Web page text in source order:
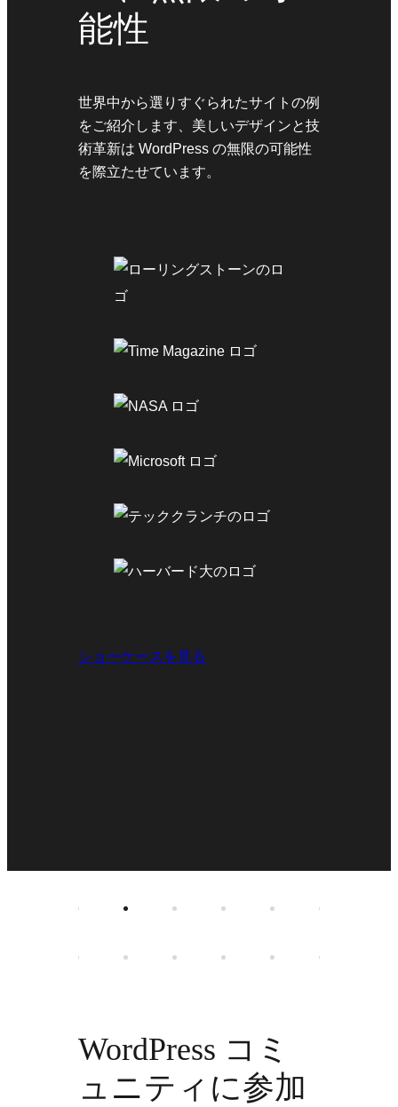
能性
世界中から選りすぐられたサイトの例
をご紹介します、美しいデザインと技
術革新は WordPress の無限の可能性
を際立たせています。
ショーケースを見る
WordPress コミ
ュニティに参加